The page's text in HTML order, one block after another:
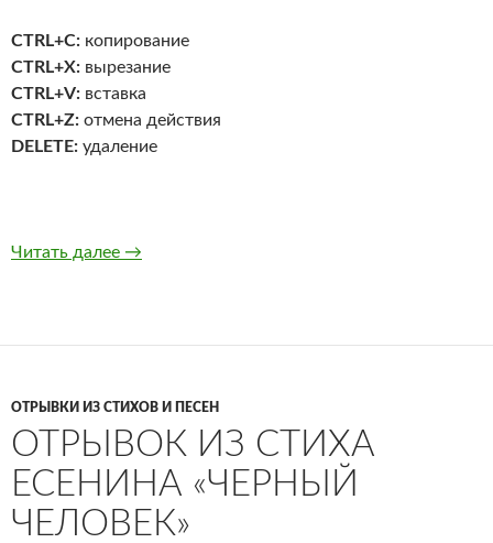
CTRL+C: копирование
CTRL+X: вырезание
CTRL+V: вставка
CTRL+Z: отмена действия
DELETE: удаление
Читать далее Основные горячие клавиши Windows
→
ОТРЫВКИ ИЗ СТИХОВ И ПЕСЕН
ОТРЫВОК ИЗ СТИХА
ЕСЕНИНА «ЧЕРНЫЙ
ЧЕЛОВЕК»